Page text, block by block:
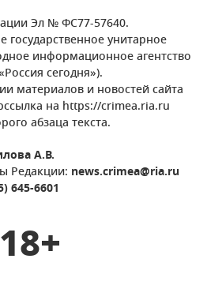
Эл № ФС77-57640.
государственное унитарное
информационное агентство
сегодня»).
материалов и новостей сайта
на https://crimea.ria.ru
абзаца текста.
А.В.
Редакции: news.crimea@ria.ru
645-6601
18+